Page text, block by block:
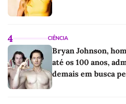
4 CIÊNCIA
Bryan Johnson,
até os 100 anos,
demais em busca